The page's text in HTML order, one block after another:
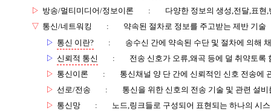
▷ 방송/멀티미디어/정보이론 :
다양한 정보의 생성,전달,표현
▽ 통신/네트워킹 :
약속된 절차로 정보를 주고받는 제반 기술
▷ 통신 이란? :
송수신 간에 약속된 수단 및 절차에 의해
▷ 신뢰적 통신 :
전송 신호가 오류,왜곡 등에 덜 취약토록
▷ 통신이론 :
통신채널 양 단 간에 신뢰적인 신호 전송에
▷ 선로/전송 :
통신을 위한 신호의 전송 기술 및 관련 설비
▷ 통신망 :
노드,링크들로 구성되어 표현되는 하나의 시